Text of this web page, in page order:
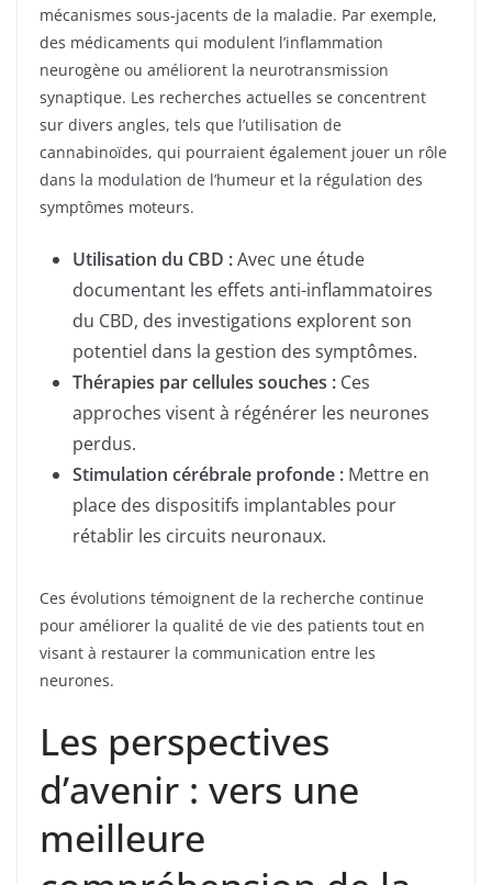
mécanismes sous-jacents de la maladie. Par exemple,
des médicaments qui modulent l’inflammation
neurogène ou améliorent la neurotransmission
synaptique. Les recherches actuelles se concentrent
sur divers angles, tels que l’utilisation de
cannabinoïdes, qui pourraient également jouer un rôle
dans la modulation de l’humeur et la régulation des
symptômes moteurs.
Utilisation du CBD :Avec une étude
documentant les effets anti-inflammatoires
du CBD, des investigations explorent son
potentiel dans la gestion des symptômes.
Thérapies par cellules souches : Ces
approches visent à régénérer les neurones
perdus.
Stimulation cérébrale profonde : Mettre en
place des dispositifs implantables pour
rétablir les circuits neuronaux.
Ces évolutions témoignent de la recherche continue
pour améliorer la qualité de vie des patients tout en
visant à restaurer la communication entre les
neurones.
Les perspectives
d’avenir : vers une
meilleure